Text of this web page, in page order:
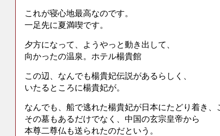
これが寝心地最高なのです。
一足先に夏満喫です。
夕方になって、ようやっと動き出して、
向かったの温泉。ホテル楊貴館
この辺、なんでも楊貴妃伝説があるらしく、
いたるところに楊貴妃が。
なんでも、船で逃れた楊貴妃が日本にたどり着き
その墓もあるだけでなく、中国の玄宗皇帝から
本尊二尊仏も送られたのだという。